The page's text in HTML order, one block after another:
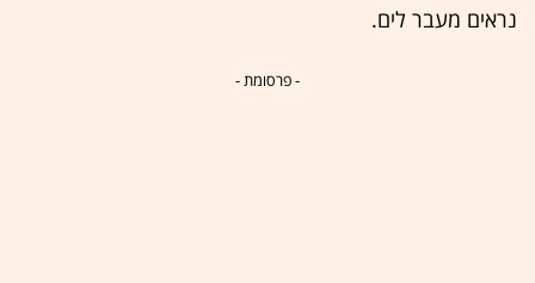
נראים מעבר לים.
- פרסומת -